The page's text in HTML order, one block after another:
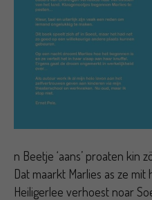
n Beetje ‘aans’ proaten kin
Dat maarkt Marlies as ze
Heiligerlee verhoest noar